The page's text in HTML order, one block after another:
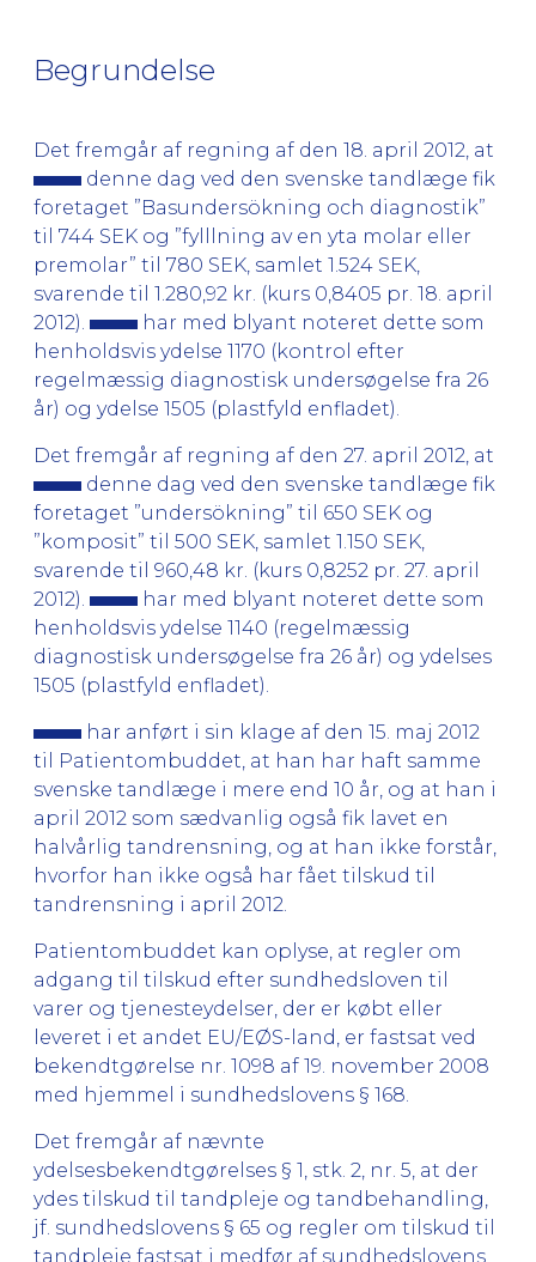
Begrundelse
Det fremgår af regning af den 18. april 2012, at
denne dag ved den svenske tandlæge fik
foretaget ”Basundersökning och diagnostik”
til 744 SEK og ”fylllning av en yta molar eller
premolar” til 780 SEK, samlet 1.524 SEK,
svarende til 1.280,92 kr. (kurs 0,8405 pr. 18. april
2012).
har med blyant noteret dette som
henholdsvis ydelse 1170 (kontrol efter
regelmæssig diagnostisk undersøgelse fra 26
år) og ydelse 1505 (plastfyld enfladet).
Det fremgår af regning af den 27. april 2012, at
denne dag ved den svenske tandlæge fik
foretaget ”undersökning” til 650 SEK og
”komposit” til 500 SEK, samlet 1.150 SEK,
svarende til 960,48 kr. (kurs 0,8252 pr. 27. april
2012).
har med blyant noteret dette som
henholdsvis ydelse 1140 (regelmæssig
diagnostisk undersøgelse fra 26 år) og ydelses
1505 (plastfyld enfladet).
har anført i sin klage af den 15. maj 2012
til Patientombuddet, at han har haft samme
svenske tandlæge i mere end 10 år, og at han i
april 2012 som sædvanlig også fik lavet en
halvårlig tandrensning, og at han ikke forstår,
hvorfor han ikke også har fået tilskud til
tandrensning i april 2012.
Patientombuddet kan oplyse, at regler om
adgang til tilskud efter sundhedsloven til
varer og tjenesteydelser, der er købt eller
leveret i et andet EU/EØS-land, er fastsat ved
bekendtgørelse nr. 1098 af 19. november 2008
med hjemmel i sundhedslovens § 168.
Det fremgår af nævnte
ydelsesbekendtgørelses § 1, stk. 2, nr. 5, at der
ydes tilskud til tandpleje og tandbehandling,
jf. sundhedslovens § 65 og regler om tilskud til
tandpleje fastsat i medfør af sundhedslovens